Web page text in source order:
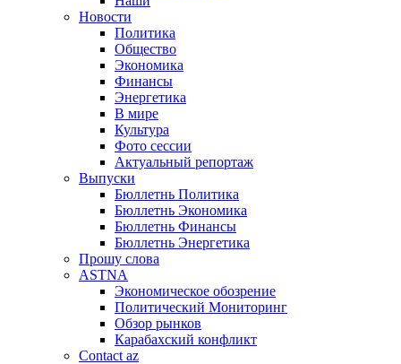
Новости
Политика
Общество
Экономика
Финансы
Энергетика
В мире
Культура
Фото сессии
Актуальный репортаж
Выпуски
Бюллетнь Политика
Бюллетнь Экономика
Бюллетнь Финансы
Бюллетнь Энергетика
Прошу слова
ASTNA
Экономическое обозрение
Политический Мониторинг
Обзор рынков
Карабахский конфликт
Contact az